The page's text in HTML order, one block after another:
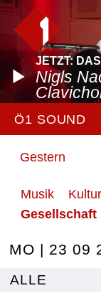
JETZT:
Nigls
Ö1 SOUND
Gestern
Musik Kultur
Gesellschaft
MO | 23 09
ALLE